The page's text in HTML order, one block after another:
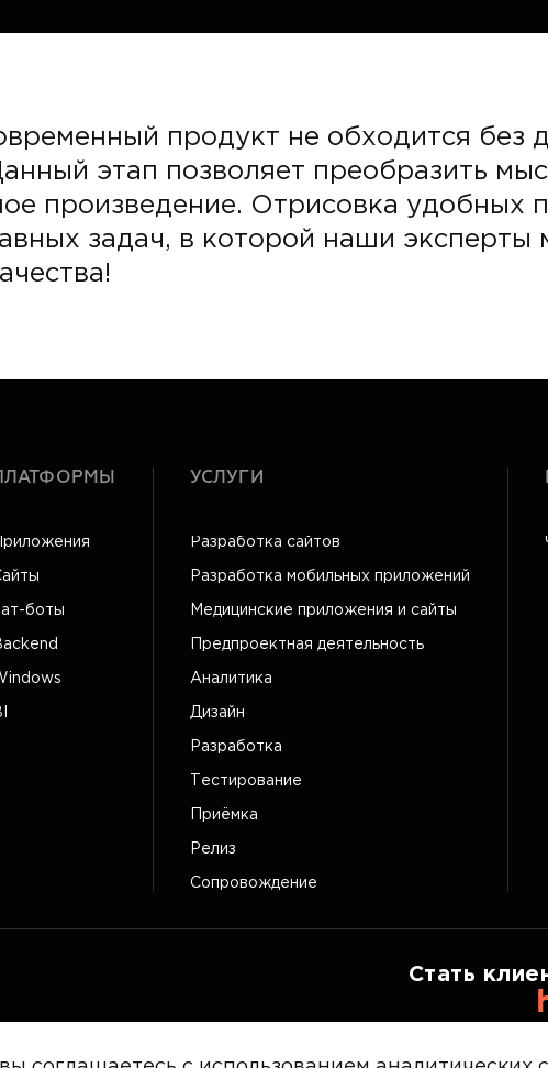
продукт не обходится без
этап позволяет преобразить
произведение. Отрисовка удобных
задач, в которой наши эксперты
боты
УСЛУГИ
Разработка сайтов
Разработка мобильных приложений
Медицинские приложения и сайты
Предпроектная деятельность
Аналитика
Дизайн
Разработка
Тестирование
Приёмка
Релиз
Сопровождение
Стать